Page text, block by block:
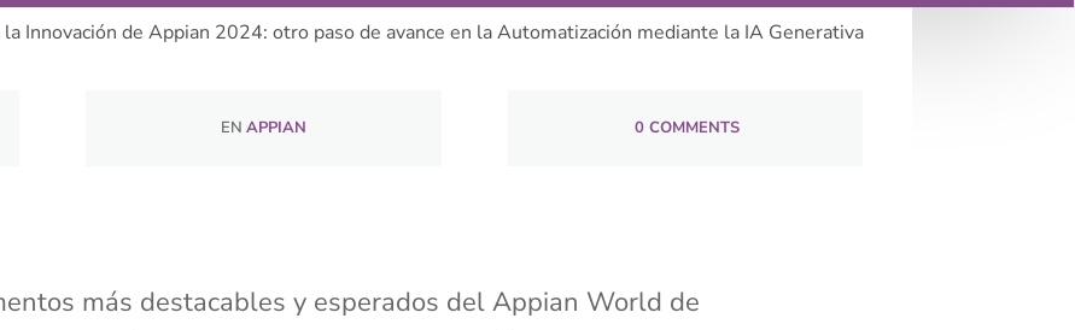
la Innovación de Appian 2024: otro paso de avance en la Automatización mediante la IA Generativa
EN APPIAN 0 COMMENTS
más destacables y esperados del Appian World de